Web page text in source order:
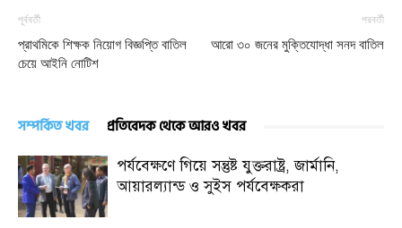
পূর্ববর্তী
প্রাথমিকে শিক্ষক নিয়োগ বিজ্ঞপ্তি বাতিল
চেয়ে আইনি নোটিশ
পরবর্তী
আরো ৩০ জনের মুক্তিযোদ্ধা সনদ বাতিল
সম্পর্কিত খবর প্রতিবেদক থেকে আরও খবর
পর্যবেক্ষণে গিয়ে সন্তুষ্ট যুক্তরাষ্ট্র, জার্মানি,
আয়ারল্যান্ড ও সুইস পর্যবেক্ষকরা